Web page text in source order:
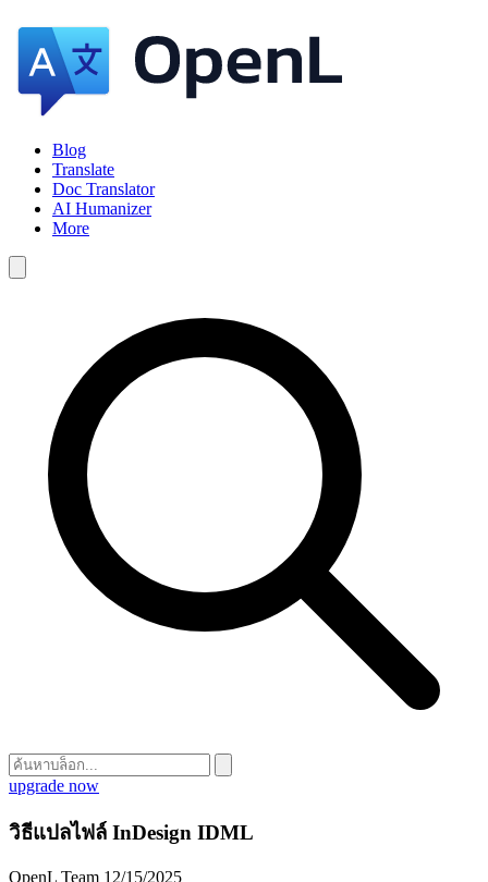
Blog
Translate
Doc Translator
AI Humanizer
More
upgrade now
วิธีแปลไฟล์ InDesign IDML
OpenL Team 12/15/2025